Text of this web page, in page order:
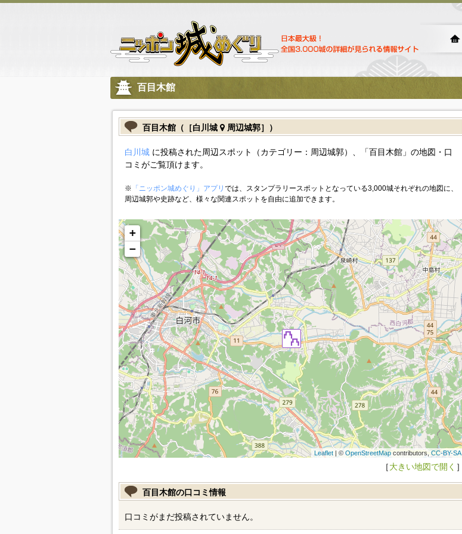
百目木館
百目木館（［白川城 周辺城郭］）
白川城に投稿された周辺スポット（カテゴリー：周辺城郭）、「百目木館」の地図・口
コミがご覧頂けます。
※ 「ニッポン城めぐり」アプリ では、スタンプラリースポットとなっている3,000城それぞれの地図に、
周辺城郭や史跡など、様々な関連スポットを自由に追加できます。
+
−
Leaflet| © OpenStreetMapcontributors,CC-BY-SA
［大きい地図で開く ］
百目木館の口コミ情報
口コミがまだ投稿されていません。